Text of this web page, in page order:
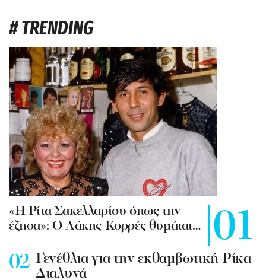
# TRENDING
«Η Ρίτα Σακελλαρίου όπως την
έζησα»: Ο Λάκης Κορρές θυμάται…
Γενέθλια για την εκθαμβωτική Ρίκα
Διαλυνά